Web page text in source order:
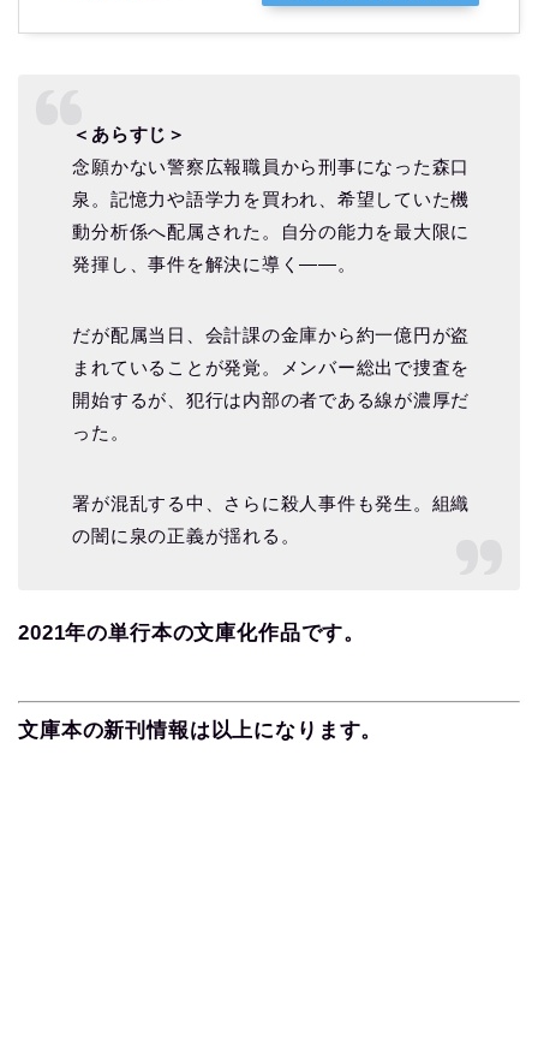
＜あらすじ＞
念願かない警察広報職員から刑事になった森口
泉。記憶力や語学力を買われ、希望していた機
動分析係へ配属された。自分の能力を最大限に
発揮し、事件を解決に導く――。
だが配属当日、会計課の金庫から約一億円が盗
まれていることが発覚。メンバー総出で捜査を
開始するが、犯行は内部の者である線が濃厚だ
った。
署が混乱する中、さらに殺人事件も発生。組織
の闇に泉の正義が揺れる。
2021年の単行本の文庫化作品です。
文庫本の新刊情報は以上になります。